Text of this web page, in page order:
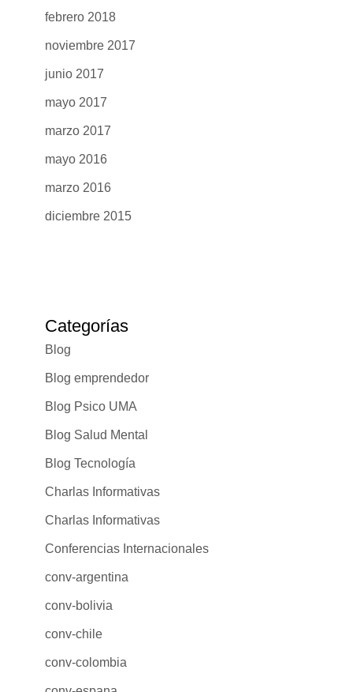
febrero 2018
noviembre 2017
junio 2017
mayo 2017
marzo 2017
mayo 2016
marzo 2016
diciembre 2015
Categorías
Blog
Blog emprendedor
Blog Psico UMA
Blog Salud Mental
Blog Tecnología
Charlas Informativas
Charlas Informativas
Conferencias Internacionales
conv-argentina
conv-bolivia
conv-chile
conv-colombia